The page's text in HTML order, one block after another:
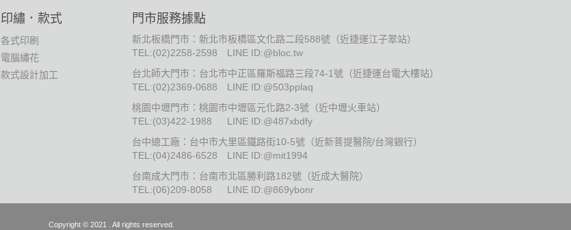
印繡．款式
各式印刷
電腦繡花
款式設計加工
門市服務據點
新北板橋門市：新北市板橋區文化路二段588號（近捷運江子翠站）
TEL:(02)2258-2598
LINE ID:@bloc.tw
台北師大門市：台北市中正區羅斯福路三段74-1號（近捷運台電大樓站）
TEL:(02)2369-0688
LINE ID:@503pplaq
桃園中壢門市：桃園市中壢區元化路2-3號（近中壢火車站）
TEL:(03)422-1988
LINE ID:@487xbdfy
台中總工廠：台中市大里區鐵路街10-5號（近新菩提醫院/台灣銀行）
TEL:(04)2486-6528
LINE ID:@mit1994
台南成大門市：台南市北區勝利路182號（近成大醫院）
TEL:(06)209-8058 LINE ID:@869ybonr
Copyright © 2021 . All rights reserved.